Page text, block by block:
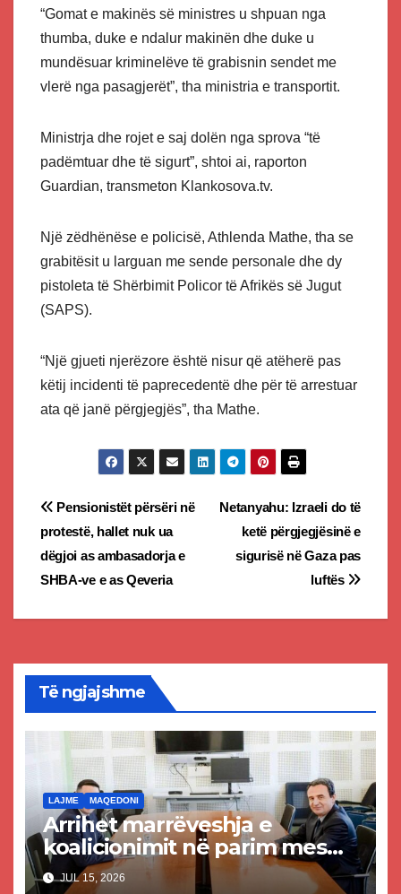
“Gomat e makinës së ministres u shpuan nga
thumba, duke e ndalur makinën dhe duke u
mundësuar kriminelëve të grabisnin sendet me
vlerë nga pasagjerët”, tha ministria e transportit.
Ministrja dhe rojet e saj dolën nga sprova “të
padëmtuar dhe të sigurt”, shtoi ai, raporton
Guardian, transmeton Klankosova.tv.
Një zëdhënëse e policisë, Athlenda Mathe, tha se
grabitësit u larguan me sende personale dhe dy
pistoleta të Shërbimit Policor të Afrikës së Jugut
(SAPS).
“Një gjueti njerëzore është nisur që atëherë pas
këtij incidenti të paprecedentë dhe për të arrestuar
ata që janë përgjegjës”, tha Mathe.
Post
navigation
Netanyahu: Izraeli do të
ketë përgjegjësinë e
sigurisë në Gaza pas
luftës
Pensionistët përsëri në
protestë, hallet nuk ua
dëgjoi as ambasadorja e
SHBA-ve e as Qeveria
Të ngjajshme
LAJME MAQEDONI
Arrihet marrëveshja e
koalicionimit në parim mes
Kurtit dhe Abdixhikut
JUL 15, 2026